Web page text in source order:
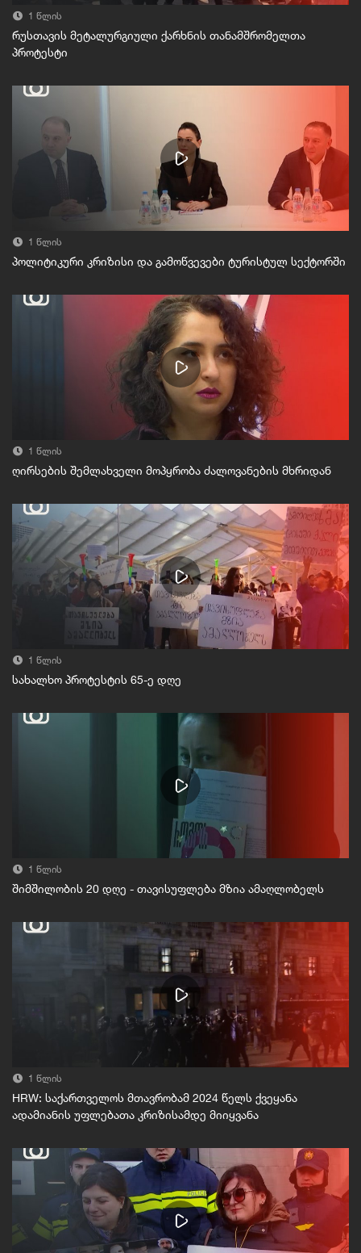
1 წლის
რუსთავის მეტალურგიული ქარხნის თანამშრომელთა
პროტესტი
1 წლის
პოლიტიკური კრიზისი და გამოწვევები ტურისტულ სექტორში
1 წლის
ღირსების შემლახველი მოპყრობა ძალოვანების მხრიდან
1 წლის
სახალხო პროტესტის 65-ე დღე
1 წლის
შიმშილობის 20 დღე - თავისუფლება მზია ამაღლობელს
1 წლის
HRW: საქართველოს მთავრობამ 2024 წელს ქვეყანა
ადამიანის უფლებათა კრიზისამდე მიიყვანა